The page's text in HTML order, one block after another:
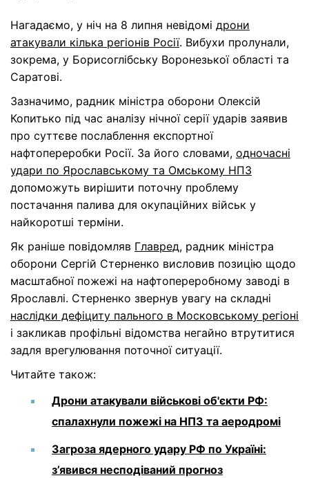
Нагадаємо, у ніч на 8 липня невідомі дрони
атакували кілька регіонів Росії. Вибухи пролунали,
зокрема, у Борисоглібську Воронезької області та
Саратові.
Зазначимо, радник міністра оборони Олексій
Копитько під час аналізу нічної серії ударів заявив
про суттєве послаблення експортної
нафтопереробки Росії. За його словами, одночасні
удари по Ярославському та Омському НПЗ
допоможуть вирішити поточну проблему
постачання палива для окупаційних військ у
найкоротші терміни.
Як раніше повідомляв Главред, радник міністра
оборони Сергій Стерненко висловив позицію щодо
масштабної пожежі на нафтопереробному заводі в
Ярославлі. Стерненко звернув увагу на складні
наслідки дефіциту пального в Московському регіоні
і закликав профільні відомства негайно втрутитися
задля врегулювання поточної ситуації.
Читайте також:
Дрони атакували військові об'єкти РФ:
спалахнули пожежі на НПЗ та аеродромі
Загроза ядерного удару РФ по Україні:
з’явився несподіваний прогноз